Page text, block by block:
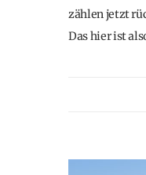
zählen jetzt
Das hier ist